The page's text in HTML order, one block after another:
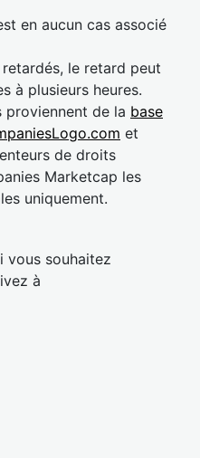
en aucun cas associé
le retard peut
à plusieurs heures.
proviennent de la base
et
de droits
Marketcap les
uniquement.
vous souhaitez
à